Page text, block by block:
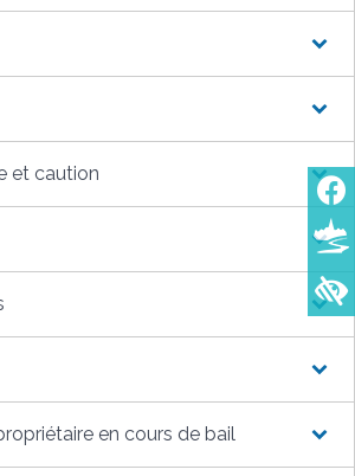
et caution
en cours de bail